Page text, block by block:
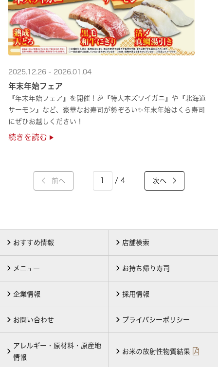
2025.12.26 - 2026.01.04
年末年始フェア
『年末年始フェア』を開催！🎉『特大本ズワイガニ』や『北海道
サーモン』など、豪華なお寿司が勢ぞろい✨年末年始はくら寿司
にぜひお越しください！
続きを読む
前へ / 4 次へ
おすすめ情報 店舗検索
メニュー お持ち帰り寿司
企業情報 採用情報
お問い合わせ プライバシーポリシー
アレルギー・原材料・原産地
情報
お米の放射性物質結果